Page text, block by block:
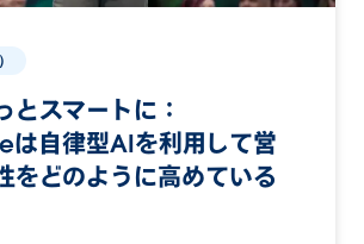
とスマートに：
は自律型AIを利用して営
をどのように高めている